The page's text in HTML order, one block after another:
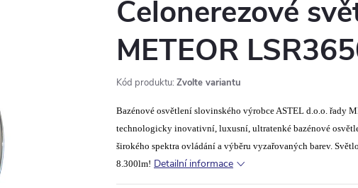
Celonerezové
METEOR
Kód produktu: Zvolte variantu
Bazénové osvětlení slovinského výrobce ASTEL d.o.o. řady
technologicky inovativní, luxusní, ultratenké bazénové
širokého spektra ovládání a výběru vyzařovaných barev.
8.300lm! Detailní informace